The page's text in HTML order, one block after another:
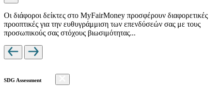
Οι διάφοροι δείκτες στο MyFairMoney προσφέρουν διαφορετικές
προοπτικές για την ευθυγράμμιση των επενδύσεών σας με τους
προσωπικούς σας στόχους βιωσιμότητας...
SDG Assessment